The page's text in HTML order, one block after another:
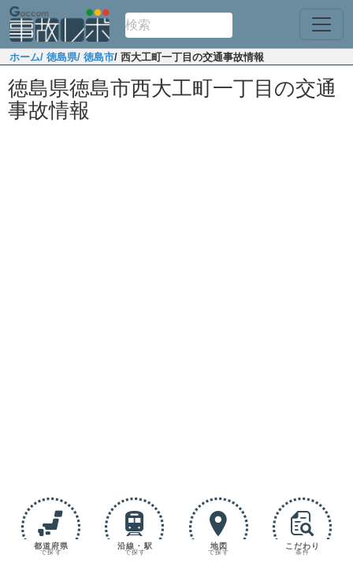
ホーム/ 徳島県/ 徳島市/ 西大工町一丁目の交通事故情報
徳島県徳島市西大工町一丁目の交通
事故情報
都道府県
で探す
沿線・駅
で探す
地図
で探す
こだわり
条件